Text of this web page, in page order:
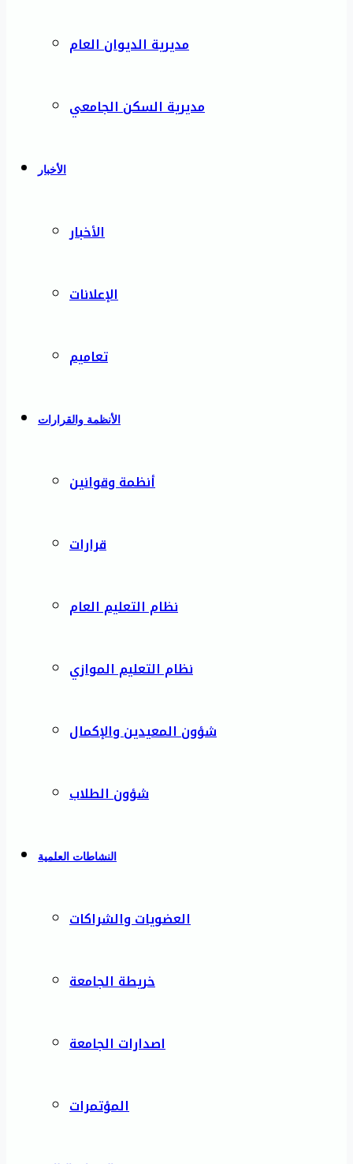
مديرية الديوان العام
مديرية السكن الجامعي
الأخبار
الأخبار
الإعلانات
تعاميم
الأنظمة والقرارات
أنظمة وقوانين
قرارات
نظام التعليم العام
نظام التعليم الموازي
شؤون المعيدين والإكمال
شؤون الطلاب
النشاطات العلمية
العضويات والشراكات
خريطة الجامعة
اصدارات الجامعة
المؤتمرات